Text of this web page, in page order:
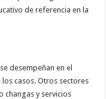
de referencia en la
desempeñan en el
casos. Otros sectores
changas y servicios